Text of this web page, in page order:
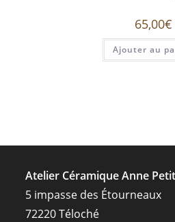
65,00€
Ajouter au
Atelier Céramique Anne Petit
5 impasse des Étourneaux
72220 Téloché